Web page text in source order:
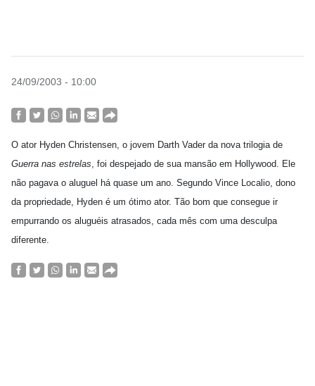
24/09/2003 - 10:00
O ator Hyden Christensen, o jovem Darth Vader da nova trilogia de
Guerra nas estrelas, foi despejado de sua mansão em Hollywood. Ele
não pagava o aluguel há quase um ano. Segundo Vince Localio, dono
da propriedade, Hyden é um ótimo ator. Tão bom que consegue ir
empurrando os aluguéis atrasados, cada mês com uma desculpa
diferente.